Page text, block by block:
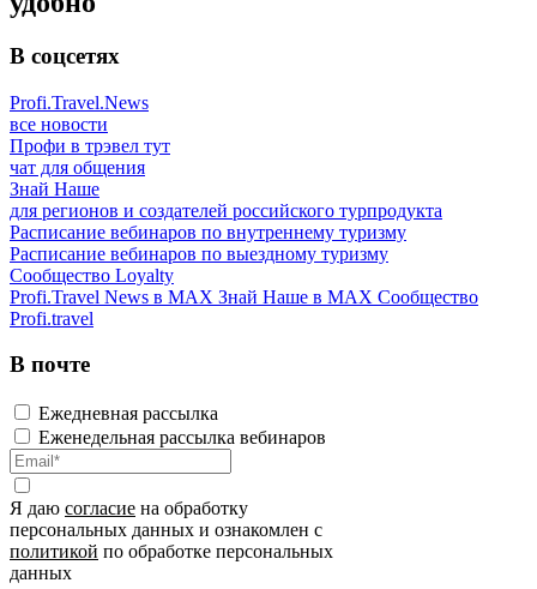
В соцсетях
Profi.Travel.News
все новости
Профи в трэвел тут
чат для общения
Знай Наше
для регионов и создателей российского турпродукта
Расписание вебинаров по внутреннему туризму
Расписание вебинаров по выездному туризму
Сообщество Loyalty
Profi.Travel News в MAX Знай Наше в MAX Сообщество
Profi.travel
В почте
Ежедневная рассылка
Еженедельная рассылка вебинаров
Я даю согласие на обработку
персональных данных и ознакомлен с
политикой по обработке персональных
данных